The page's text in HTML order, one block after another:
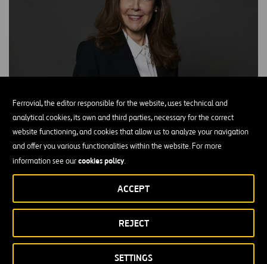
Ferrovial, the editor responsible for the website, uses technical and
analytical cookies, its own and third parties, necessary for the correct
website functioning, and cookies that allow us to analyze your navigation
and offer you various functionalities within the website. For more
information see ourcookies policy.
SETTINGS
REJECT
ACCEPT
Licenciada en Economía por Columbia University y MBA por MIT